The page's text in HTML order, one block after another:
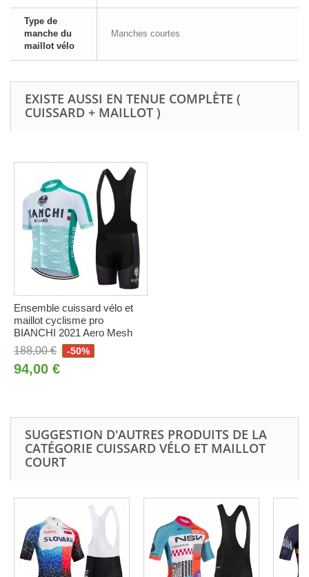
Type de
manche du
maillot vélo
Manches courtes
EXISTE AUSSI EN TENUE COMPLÈTE (
CUISSARD + MAILLOT )
Ensemble cuissard vélo et
maillot cyclisme pro
BIANCHI 2021 Aero Mesh
188,00 €
-50%
94,00 €
SUGGESTION D'AUTRES PRODUITS DE LA
CATÉGORIE CUISSARD VÉLO ET MAILLOT
COURT